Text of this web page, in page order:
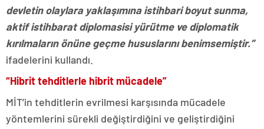
devletin olaylara yaklaşımına istihbari boyut sunma,
aktif istihbarat diplomasisi yürütme ve diplomatik
kırılmaların önüne geçme hususlarını benimsemiştir.”
ifadelerini kullandı.
“Hibrit tehditlerle hibrit mücadele”
MİT’in tehditlerin evrilmesi karşısında mücadele
yöntemlerini sürekli değiştirdiğini ve geliştirdiğini